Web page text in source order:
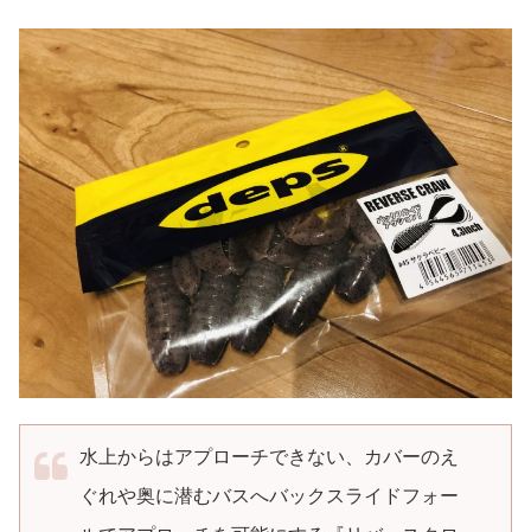
水上からはアプローチできない、カバーのえ
ぐれや奥に潜むバスへバックスライドフォー